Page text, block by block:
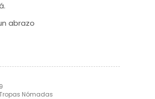
abrazo
Nómadas